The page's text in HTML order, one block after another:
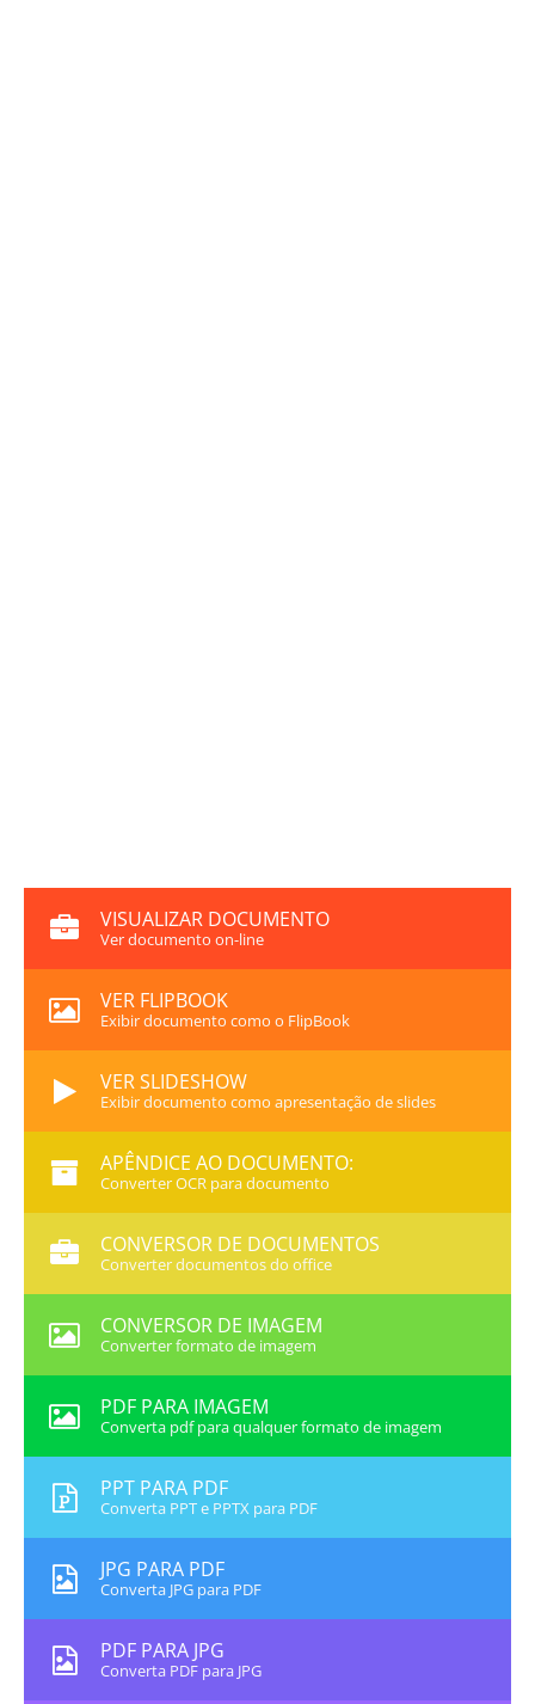
VISUALIZAR DOCUMENTO
Ver documento on-line
VER FLIPBOOK
Exibir documento como o FlipBook
VER SLIDESHOW
Exibir documento como apresentação de slides
APÊNDICE AO DOCUMENTO:
Converter OCR para documento
CONVERSOR DE DOCUMENTOS
Converter documentos do office
CONVERSOR DE IMAGEM
Converter formato de imagem
PDF PARA IMAGEM
Converta pdf para qualquer formato de imagem
PPT PARA PDF
Converta PPT e PPTX para PDF
JPG PARA PDF
Converta JPG para PDF
PDF PARA JPG
Converta PDF para JPG